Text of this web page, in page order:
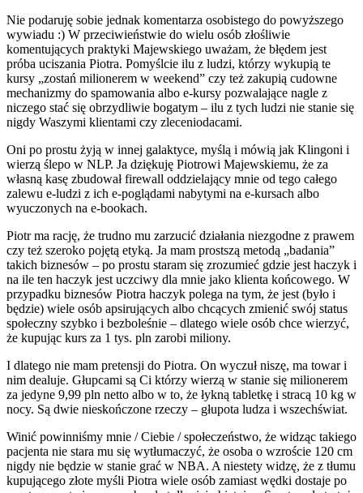
Nie podaruję sobie jednak komentarza osobistego do powyższego
wywiadu :) W przeciwieństwie do wielu osób złośliwie
komentujących praktyki Majewskiego uważam, że błędem jest
próba uciszania Piotra. Pomyślcie ilu z ludzi, którzy wykupią te
kursy „zostań milionerem w weekend” czy też zakupią cudowne
mechanizmy do spamowania albo e-kursy pozwalające nagle z
niczego stać się obrzydliwie bogatym – ilu z tych ludzi nie stanie się
nigdy Waszymi klientami czy zleceniodacami.
Oni po prostu żyją w innej galaktyce, myślą i mówią jak Klingoni i
wierzą ślepo w NLP. Ja dziękuję Piotrowi Majewskiemu, że za
własną kasę zbudował firewall oddzielający mnie od tego całego
zalewu e-ludzi z ich e-poglądami nabytymi na e-kursach albo
wyuczonych na e-bookach.
Piotr ma rację, że trudno mu zarzucić działania niezgodne z prawem
czy też szeroko pojętą etyką. Ja mam prostszą metodą „badania”
takich biznesów – po prostu staram się zrozumieć gdzie jest haczyk i
na ile ten haczyk jest uczciwy dla mnie jako klienta końcowego. W
przypadku biznesów Piotra haczyk polega na tym, że jest (było i
będzie) wiele osób apsirujących albo chcących zmienić swój status
społeczny szybko i bezboleśnie – dlatego wiele osób chce wierzyć,
że kupując kurs za 1 tys. pln zarobi miliony.
I dlatego nie mam pretensji do Piotra. On wyczuł niszę, ma towar i
nim dealuje. Głupcami są Ci którzy wierzą w stanie się milionerem
za jedyne 9,99 pln netto albo w to, że łykną tabletkę i stracą 10 kg w
nocy. Są dwie nieskończone rzeczy – głupota ludza i wszechświat.
Winić powinniśmy mnie / Ciebie / społeczeństwo, że widząc takiego
pacjenta nie stara mu się wytłumaczyć, że osoba o wzroście 120 cm
nigdy nie będzie w stanie grać w NBA. A niestety widzę, że z tłumu
kupującego złote myśli Piotra wiele osób zamiast wędki dostaje po